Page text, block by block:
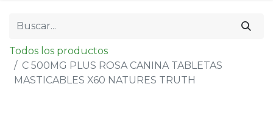
Todos los productos
C 500MG PLUS ROSA CANINA TABLETAS
MASTICABLES X60 NATURES TRUTH